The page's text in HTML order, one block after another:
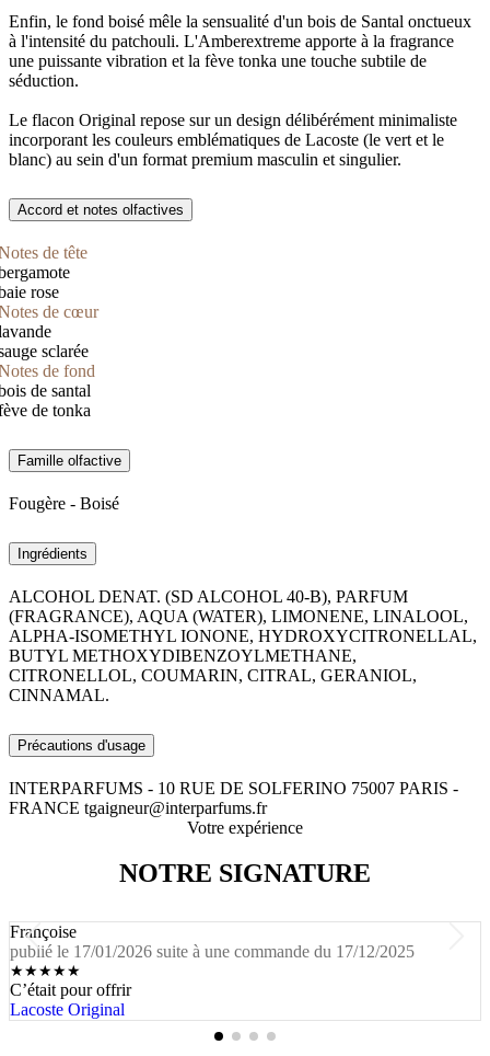
Enfin, le fond boisé mêle la sensualité d'un bois de Santal onctueux
à l'intensité du patchouli. L'Amberextreme apporte à la fragrance
une puissante vibration et la fève tonka une touche subtile de
séduction.
Le flacon Original repose sur un design délibérément minimaliste
incorporant les couleurs emblématiques de Lacoste (le vert et le
blanc) au sein d'un format premium masculin et singulier.
Accord et notes olfactives
de tête
rose
de cœur
sclarée
de fond
de santal
de tonka
Famille olfactive
Fougère - Boisé
Ingrédients
ALCOHOL DENAT. (SD ALCOHOL 40-B), PARFUM
(FRAGRANCE), AQUA (WATER), LIMONENE, LINALOOL,
ALPHA-ISOMETHYL IONONE, HYDROXYCITRONELLAL,
BUTYL METHOXYDIBENZOYLMETHANE,
CITRONELLOL, COUMARIN, CITRAL, GERANIOL,
CINNAMAL.
Précautions d'usage
INTERPARFUMS - 10 RUE DE SOLFERINO 75007 PARIS -
FRANCE tgaigneur@interparfums.fr
Votre expérience
NOTRE SIGNATURE
Françoise
publié le 17/01/2026 suite à une commande du 17/12/2025
★★★★★
C’était pour offrir
Lacoste Original